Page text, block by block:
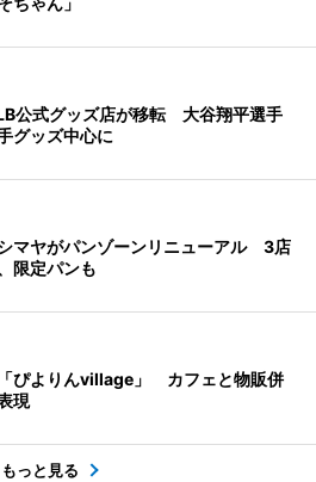
公式グッズ店が移転 大谷翔平選手
グッズ中心に
マヤがパンゾーンリニューアル 3店
限定パンも
ぴよりんvillage」 カフェと物販併
現
もっと見る